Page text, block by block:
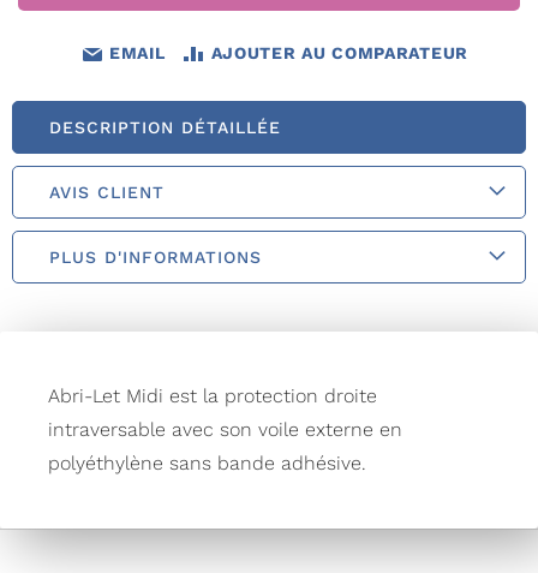
EMAIL AJOUTER AU COMPARATEUR
DESCRIPTION DÉTAILLÉE
AVIS CLIENT
PLUS D'INFORMATIONS
Abri-Let Midi est la protection droite
intraversable avec son voile externe en
polyéthylène sans bande adhésive.